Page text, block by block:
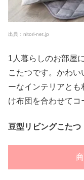
出典：nitori-net.jp
1人暮らしのお部屋
こたつです。かわい
ーなインテリアと
け布団を合わせてコ
豆型リビングこたつ